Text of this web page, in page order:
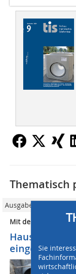
Sie
Thematisch
Ausgabe 01/2017
Mit den richtigen
eingebunden
Im